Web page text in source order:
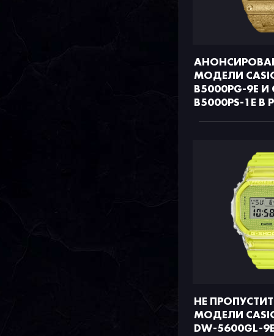
МОДЕЛИ
B5000PG-9E И
B5000PS-1E
НЕ
МОДЕЛИ
DW-5600GL-